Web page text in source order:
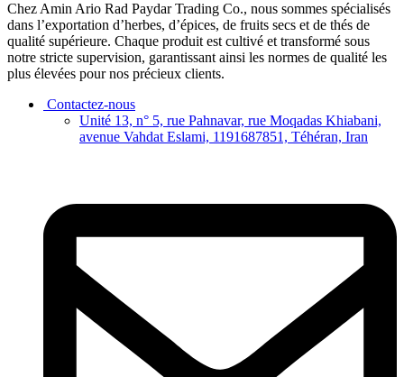
Chez Amin Ario Rad Paydar Trading Co., nous sommes spécialisés
dans l’exportation d’herbes, d’épices, de fruits secs et de thés de
qualité supérieure. Chaque produit est cultivé et transformé sous
notre stricte supervision, garantissant ainsi les normes de qualité les
plus élevées pour nos précieux clients.
Contactez-nous
Unité 13, n° 5, rue Pahnavar, rue Moqadas Khiabani,
avenue Vahdat Eslami, 1191687851, Téhéran, Iran